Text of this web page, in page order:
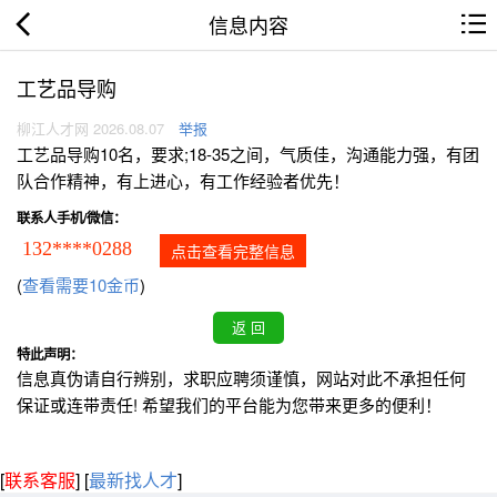
信息内容
工艺品导购
柳江人才网 2026.08.07 举报
工艺品导购10名，要求;18-35之间，气质佳，沟通能力强，有团
队合作精神，有上进心，有工作经验者优先！
联系人手机/微信：
132****0288 点击查看完整信息
(查看需要10金币)
特此声明：
信息真伪请自行辨别，求职应聘须谨慎，网站对此不承担任何
保证或连带责任! 希望我们的平台能为您带来更多的便利！
[联系客服] [最新找人才]